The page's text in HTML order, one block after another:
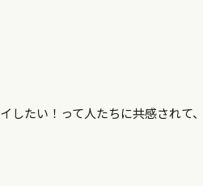
したい！って人たちに共感されて